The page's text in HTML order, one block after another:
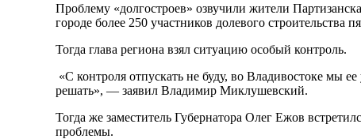
Проблему «долгостроев» озвучили жители
городе более 250 участников долевого строительства
Тогда глава региона взял ситуацию особый контроль.
«С контроля отпускать не буду, во Владивостоке мы
решать», — заявил Владимир Миклушевский.
Тогда же заместитель Губернатора Олег Ежов
проблемы.